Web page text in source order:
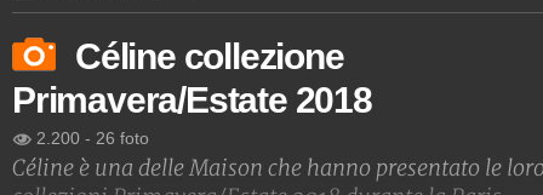
Céline collezione
Primavera/Estate 2018
2.200 - 26 foto
Céline è una delle Maison che hanno presentato le